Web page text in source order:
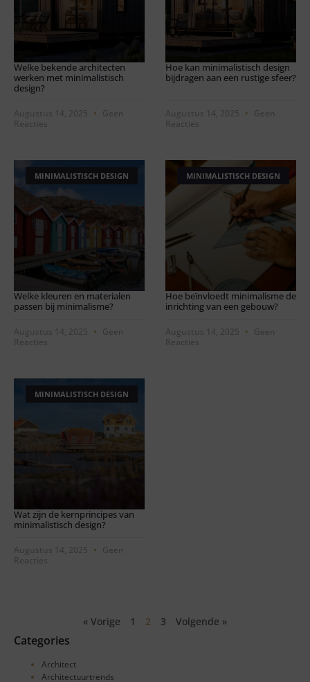
Welke bekende architecten
werken met minimalistisch
design?
Augustus 14, 2025
Geen
Reacties
Hoe kan minimalistisch design
bijdragen aan een rustige sfeer?
Augustus 14, 2025
Geen
Reacties
MINIMALISTISCH DESIGN
Welke kleuren en materialen
passen bij minimalisme?
Augustus 14, 2025
Geen
Reacties
MINIMALISTISCH DESIGN
Hoe beïnvloedt minimalisme de
inrichting van een gebouw?
Augustus 14, 2025
Geen
Reacties
MINIMALISTISCH DESIGN
Wat zijn de kernprincipes van
minimalistisch design?
Augustus 14, 2025
Geen
Reacties
« Vorige 1 2 3 Volgende »
Categories
Architect
Architectuurtrends